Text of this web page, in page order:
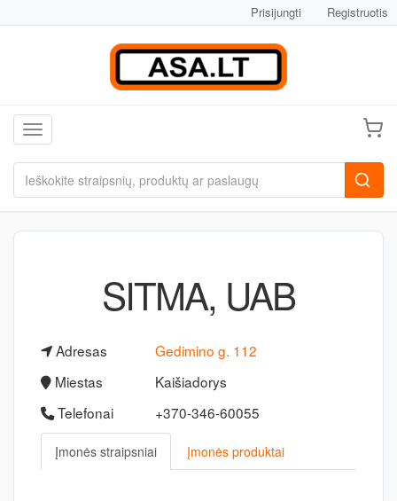
Prisijungti Registruotis
Toggle navigation
SITMA, UAB
Adresas
Gedimino g. 112
Miestas
Kaišiadorys
Telefonai
+370-346-60055
Įmonės straipsniai Įmonės produktai